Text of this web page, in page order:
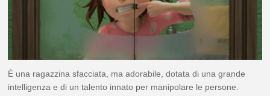
È una ragazzina sfacciata, ma adorabile, dotata di una grande
intelligenza e di un talento innato per manipolare le persone.